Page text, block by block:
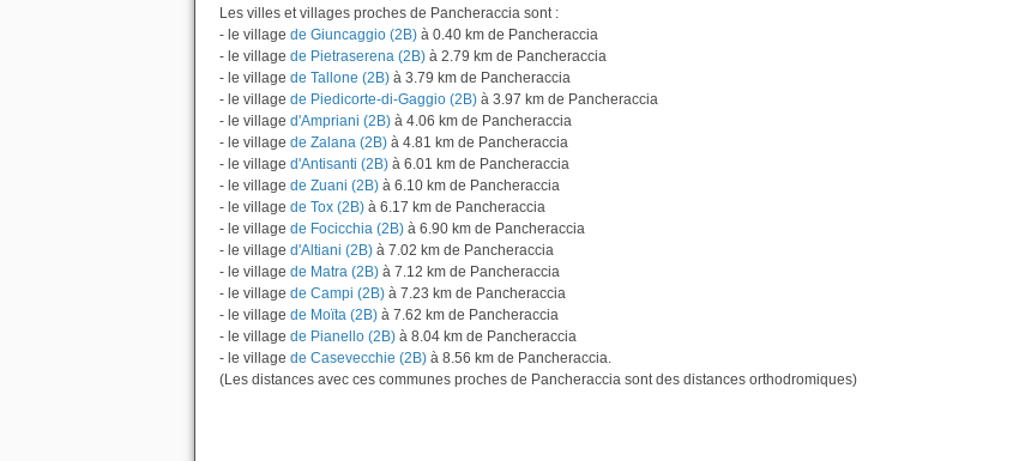
Les villes et villages proches de Pancheraccia sont :
- le village de Giuncaggio (2B) à 0.40 km de Pancheraccia
- le village de Pietraserena (2B) à 2.79 km de Pancheraccia
- le village de Tallone (2B) à 3.79 km de Pancheraccia
- le village de Piedicorte-di-Gaggio (2B) à 3.97 km de Pancheraccia
- le village d'Ampriani (2B) à 4.06 km de Pancheraccia
- le village de Zalana (2B) à 4.81 km de Pancheraccia
- le village d'Antisanti (2B) à 6.01 km de Pancheraccia
- le village de Zuani (2B) à 6.10 km de Pancheraccia
- le village de Tox (2B) à 6.17 km de Pancheraccia
- le village de Focicchia (2B) à 6.90 km de Pancheraccia
- le village d'Altiani (2B) à 7.02 km de Pancheraccia
- le village de Matra (2B) à 7.12 km de Pancheraccia
- le village de Campi (2B) à 7.23 km de Pancheraccia
- le village de Moïta (2B) à 7.62 km de Pancheraccia
- le village de Pianello (2B) à 8.04 km de Pancheraccia
- le village de Casevecchie (2B) à 8.56 km de Pancheraccia.
(Les distances avec ces communes proches de Pancheraccia sont des distances orthodromiques)